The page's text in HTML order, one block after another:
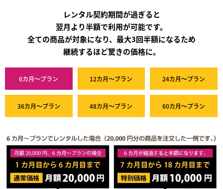
レンタル契約期間が過ぎると
翌月より半額で利用が可能です。
全ての商品が対象になり、最大3回半額になるため
継続するほど驚きの価格に。
6カ月～プラン 12カ月～プラン 24カ月～プラン
36カ月～プラン 48カ月～プラン 60カ月～プラン